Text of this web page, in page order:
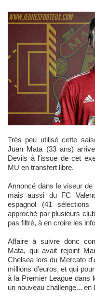
Très peu utilisé cette saison du côté de Manchester United,
Juan Mata (33 ans)
Devils à l'issue de cet
MU en transfert libre.
Annoncé dans le viseur
mais aussi du FC
espagnol (41
approché par plusieurs
pas filtré, à en croire les
Affaire à suivre donc
Mata, qui avait rejoint
Chelsea lors du Mercato
millions d'euros, et qui
à la Premier League dans
un nouveau challenge... en